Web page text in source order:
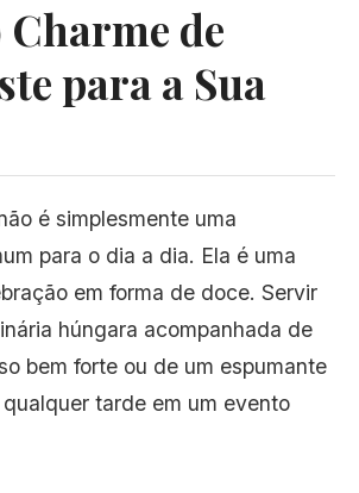
de
para a Sua
é simplesmente uma
para o dia a dia. Ela é uma
em forma de doce. Servir
húngara acompanhada de
bem forte ou de um espumante
tarde em um evento